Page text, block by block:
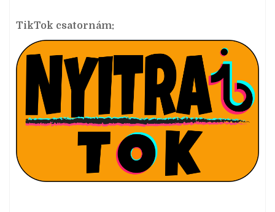
TikTok csatornám: